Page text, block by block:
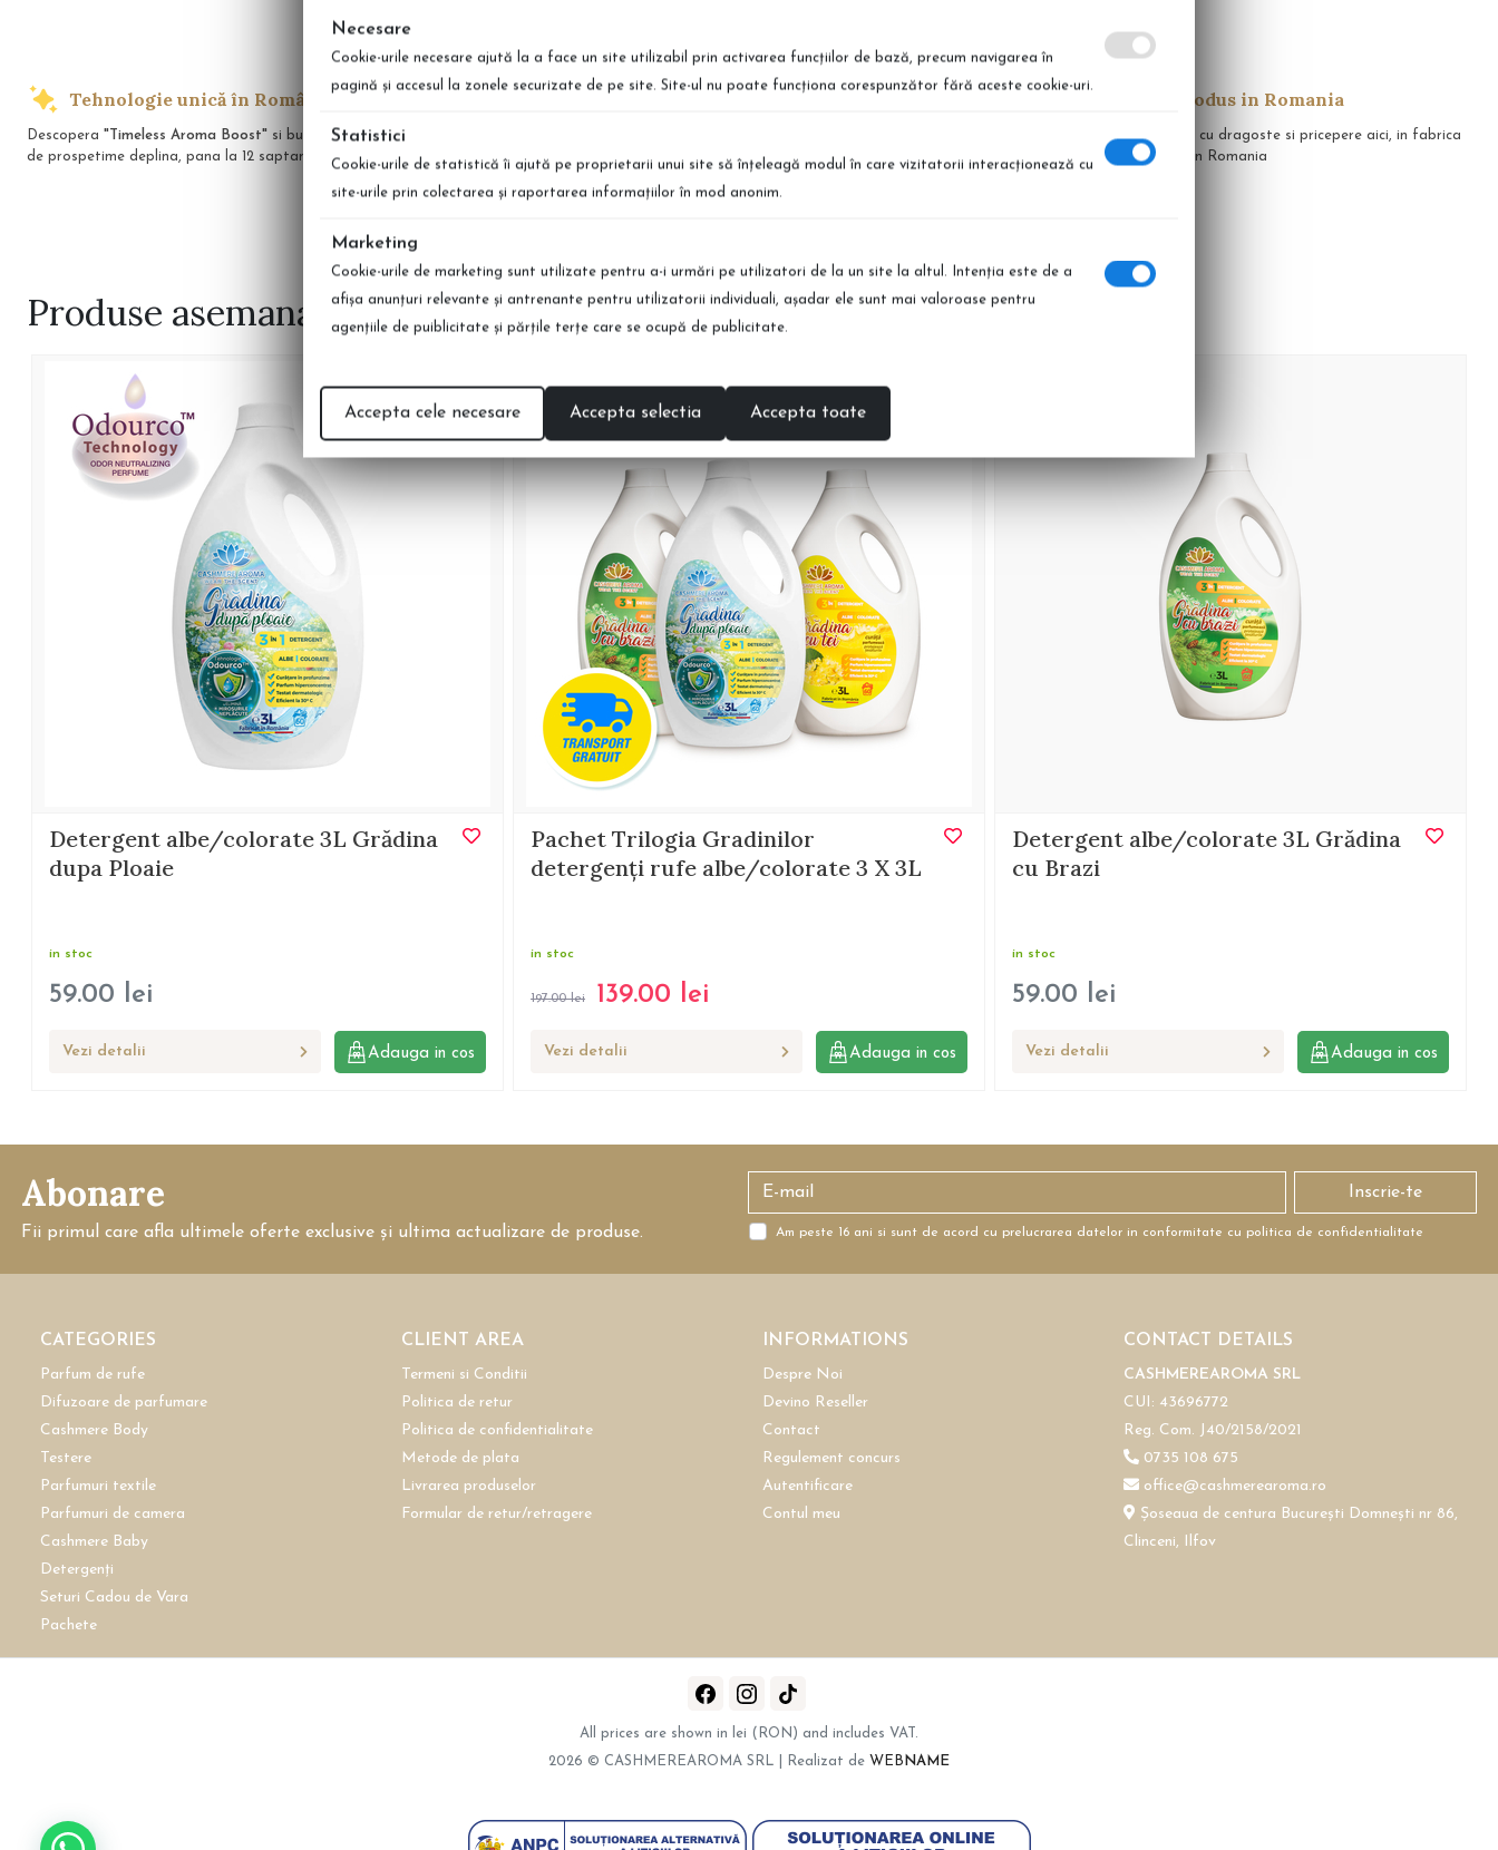
Tehnologie unică în România
Descopera "Timeless Aroma Boost" si bucura-te
de prospetime deplina, pana la 12 saptamani!
Transport International
Indiferent unde te afli, poti comanda produsele
preferate cu livrare in Europa
Retur Simplu
Detalii
Produs in Romania
Realizate cu dragoste si pricepere aici, in fabrica
noastra, in Romania
Produse asemanatoare
Detergent albe/colorate 3L Grădina
dupa Ploaie
in stoc
59.00 lei
Vezi detalii Adauga in cos
Pachet Trilogia Gradinilor
detergenți rufe albe/colorate 3 X 3L
in stoc
197.00 lei 139.00 lei
Vezi detalii Adauga in cos
Detergent albe/colorate 3L Grădina
cu Brazi
in stoc
59.00 lei
Vezi detalii Adauga in cos
Abonare
Fii primul care afla ultimele oferte exclusive și ultima actualizare de produse.
Inscrie-te
Am peste 16 ani si sunt de acord cu prelucrarea datelor in conformitate cu politica de confidentialitate
CATEGORIES
Parfum de rufe
Difuzoare de parfumare
Cashmere Body
Testere
Parfumuri textile
Parfumuri de camera
Cashmere Baby
Detergenți
Seturi Cadou de Vara
Pachete
CLIENT AREA
Termeni si Conditii
Politica de retur
Politica de confidentialitate
Metode de plata
Livrarea produselor
Formular de retur/retragere
INFORMATIONS
Despre Noi
Devino Reseller
Contact
Regulement concurs
Autentificare
Contul meu
CONTACT DETAILS
CASHMEREAROMA SRL
CUI: 43696772
Reg. Com. J40/2158/2021
0735 108 675
office@cashmerearoma.ro
Șoseaua de centura București Domnești nr 86,
Clinceni, Ilfov
All prices are shown in lei (RON) and includes VAT.
2026 © CASHMEREAROMA SRL | Realizat de WEB NAME
Necesare
Cookie-urile necesare ajută la a face un site utilizabil prin activarea funcţiilor de bază, precum navigarea în
pagină şi accesul la zonele securizate de pe site. Site-ul nu poate funcţiona corespunzător fără aceste cookie-uri.
Statistici
Cookie-urile de statistică îi ajută pe proprietarii unui site să înţeleagă modul în care vizitatorii interacţionează cu
site-urile prin colectarea şi raportarea informaţiilor în mod anonim.
Marketing
Cookie-urile de marketing sunt utilizate pentru a-i urmări pe utilizatori de la un site la altul. Intenţia este de a
afişa anunţuri relevante şi antrenante pentru utilizatorii individuali, aşadar ele sunt mai valoroase pentru
agenţiile de puiblicitate şi părţile terţe care se ocupă de publicitate.
Accepta cele necesare Accepta selectia Accepta toate